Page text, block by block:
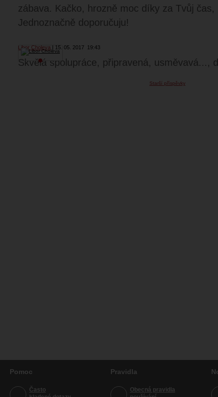
zábava. Kačko, hrozně moc díky za Tvůj
Jednoznačně doporučuju!
Libor Choleva 15. 05. 2017 19:43
Skvělá spolupráce, připravená, usměvavá...,
Starší příspěvky
Pomoc
Často
Pravidla
Obecná pravidla